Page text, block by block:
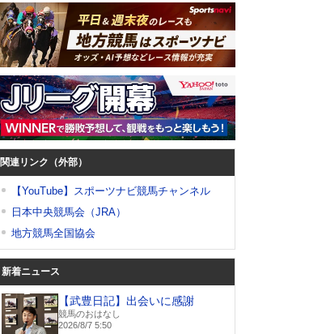
関連リンク（外部）
【YouTube】スポーツナビ競馬チャンネル
日本中央競馬会（JRA）
地方競馬全国協会
新着ニュース
【武豊日記】出会いに感謝
競馬のおはなし
2026/8/7 5:50